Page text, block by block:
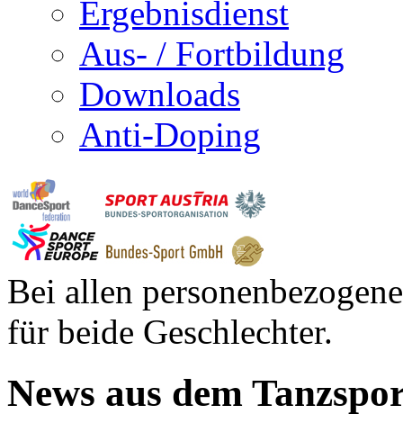
Ergebnisdienst
Aus- / Fortbildung
Downloads
Anti-Doping
Bei allen
für beide Geschlechter.
News aus dem